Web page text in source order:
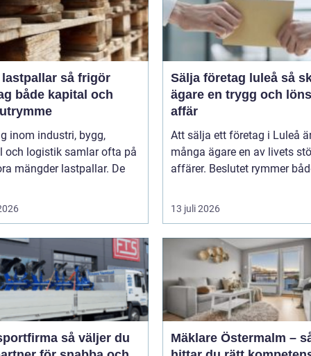
så frigör
både kapital och
inom industri, bygg,
och logistik samlar ofta på
mängder lastpallar. De
Sälja företag luleå så skapar
ägare en trygg och
affär
Att sälja ett företag i Luleå
många ägare en av livets
affärer. Beslutet rymmer
13 juli 2026
så väljer du
Mäklare Östermalm –